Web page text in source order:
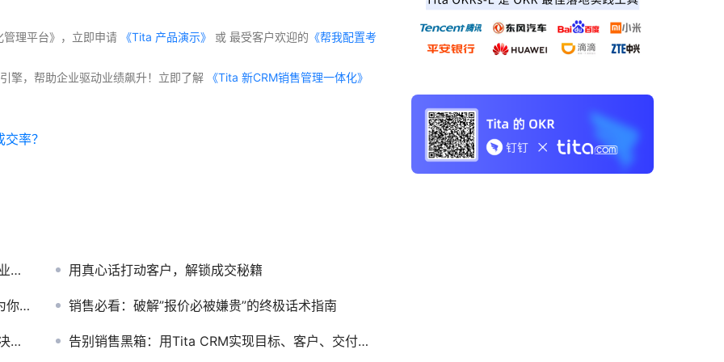
管理平台》，立即申请 《Tita 产品演示》 或 最受客户欢迎的 《帮我配置考
擎，帮助企业驱动业绩飙升！立即了解
率？
用真心话打动客户，解锁成交秘籍
使 销售必看：破解”报价必被嫌贵”的终极话术指南
告别销售黑箱：用Tita CRM实现目标、客户、交付、考核全透明化管理